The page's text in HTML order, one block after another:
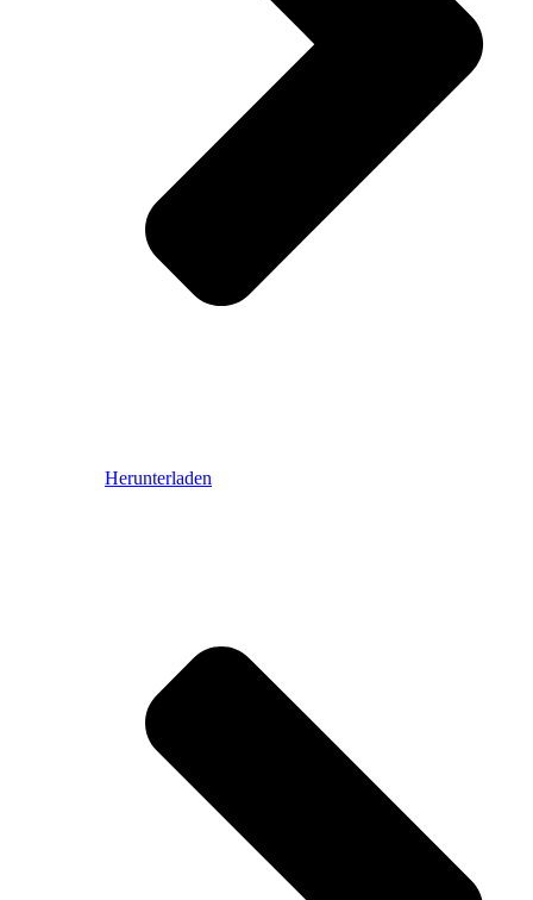
Herunterladen